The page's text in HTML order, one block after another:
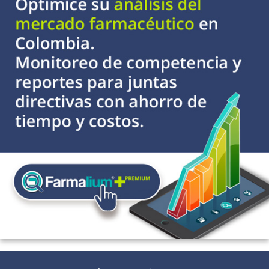
tono y proporciona un
efecto buena cara. ¿Lo
mejor? No irrita los ojos.